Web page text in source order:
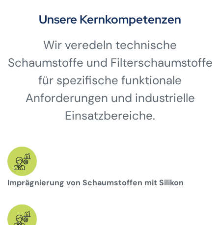
Unsere Kernkompetenzen
Wir veredeln technische
Schaumstoffe und Filterschaumstoffe
für spezifische funktionale
Anforderungen und industrielle
Einsatzbereiche.
Imprägnierung von Schaumstoffen mit Silikon